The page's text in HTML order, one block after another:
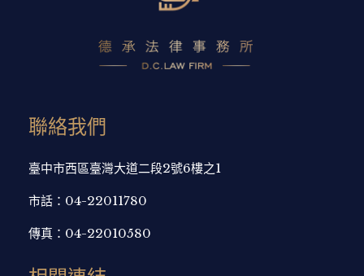
聯絡我們
臺中市西區臺灣大道二段2號6樓之1
市話： 04-22011780
傳真： 04-22010580